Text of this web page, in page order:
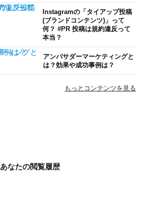
Instagramの「タイアップ投稿
(ブランドコンテンツ)」って
何？ #PR 投稿は規約違反って
本当？
アンバサダーマーケティングと
は？効果や成功事例は？
もっとコンテンツを見る
あなたの閲覧履歴